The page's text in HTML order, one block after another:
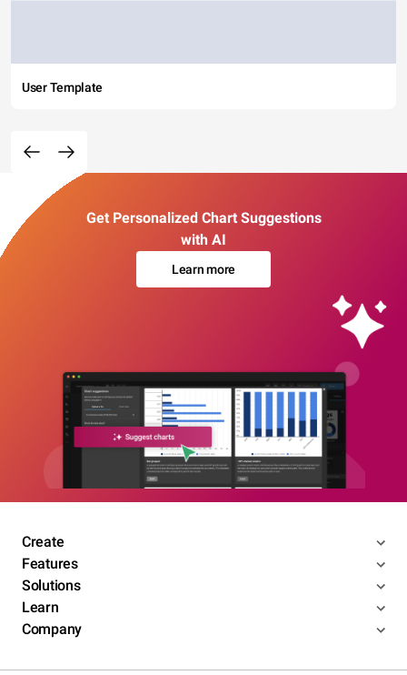
User Template
Get Personalized Chart Suggestions
with AI
Learn more
Create
Features
Solutions
Learn
Company